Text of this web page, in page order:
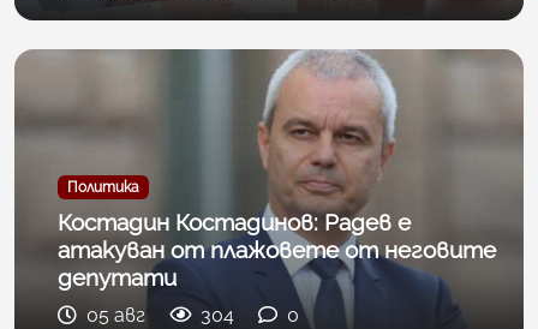
Политика
Костадин Костадинов: Радев е
атакуван от плажoвете от неговите
депутати
05 авг 304 0